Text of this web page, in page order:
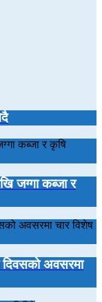
जग्गा कब्जा र
दिवसको अवसरमा